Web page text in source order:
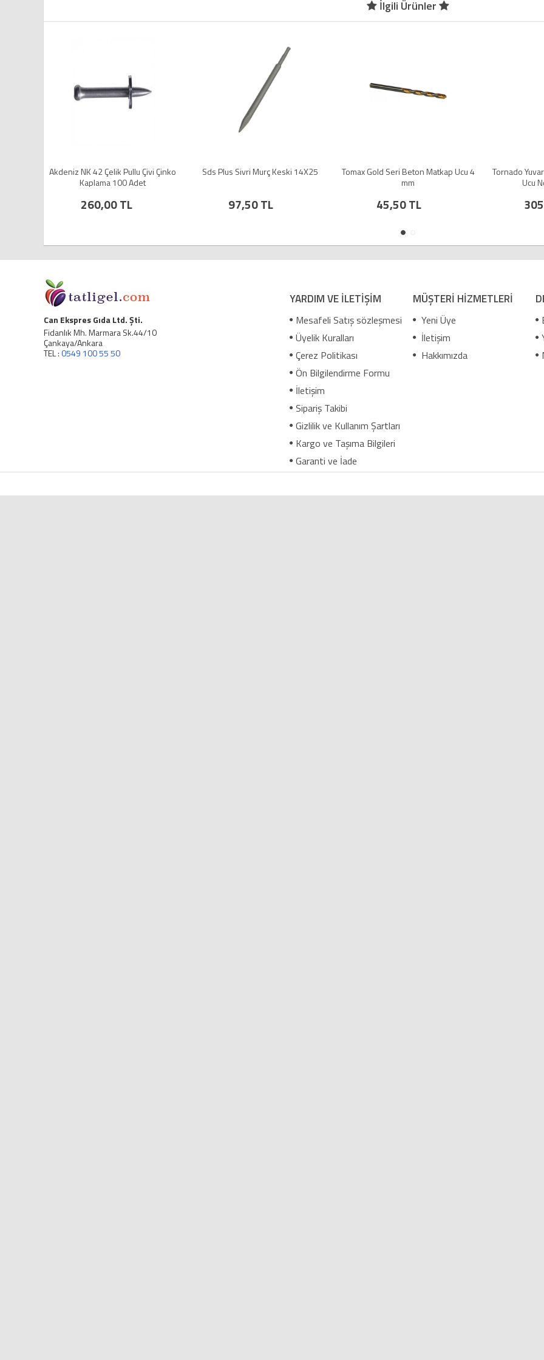
İlgili Ürünler
Akdeniz NK 42 Çelik Pullu Çivi Çinko
Kaplama 100 Adet
260,00 TL
Sds Plus Sivri Murç Keski 14X25
97,50 TL
Tomax Gold Seri Beton Matkap Ucu 4
mm
45,50 TL
Tornado
Ucu
Can Ekspres Gıda Ltd. Şti.
Fidanlık Mh. Marmara Sk.44/10
Çankaya/Ankara
TEL :0549 100 55 50
YARDIM VE İLETİŞİM
Mesafeli Satış sözleşmesi
Üyelik Kuralları
Çerez Politikası
Ön Bilgilendirme Formu
İletişim
Sipariş Takibi
Gizlilik ve Kullanım Şartları
Kargo ve Taşıma Bilgileri
Garanti ve İade
MÜŞTERİ HİZMETLERİ
Yeni Üye
İletişim
Hakkımızda